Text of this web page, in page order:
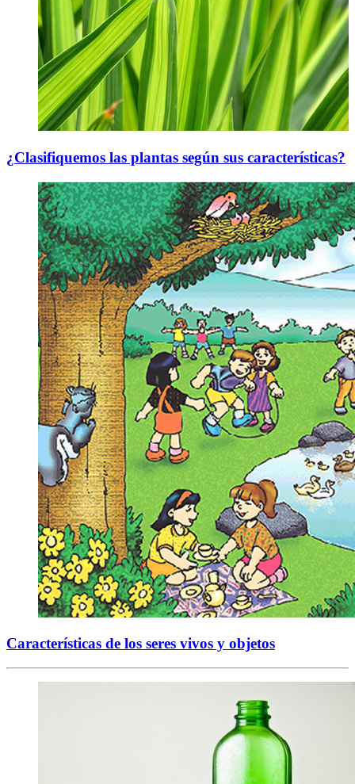
¿Clasifiquemos las plantas según sus características?
Características de los seres vivos y objetos